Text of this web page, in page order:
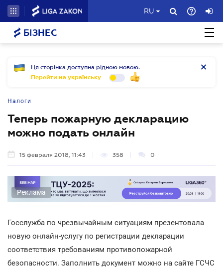
RU
БІЗНЕС
Ця сторінка доступна рідною мовою.
Перейти на українську
Налоги
Теперь пожарную декларацию
можно подать онлайн
15 февраля 2018, 11:43 358 0
Реклама
Госслужба по чрезвычайным ситуациям презентовала
новую онлайн-услугу по регистрации декларации
соответствия требованиям противопожарной
безопасности. Заполнить документ можно на сайте ГСЧС